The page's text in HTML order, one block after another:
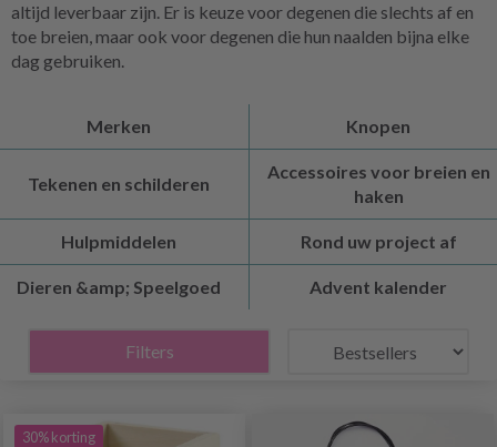
altijd leverbaar zijn. Er is keuze voor degenen die slechts af en
toe breien, maar ook voor degenen die hun naalden bijna elke
dag gebruiken.
Merken Knopen
Tekenen en schilderen
Accessoires voor breien en
haken
Hulpmiddelen Rond uw project af
Dieren &amp; Speelgoed Advent kalender
Filters
30% korting